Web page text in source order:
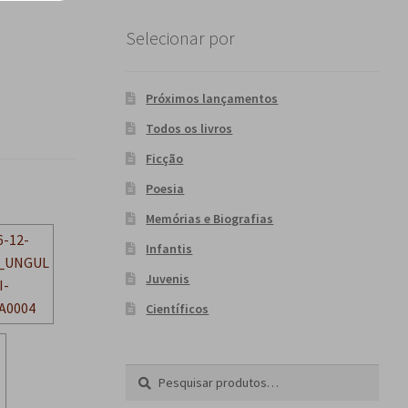
Selecionar por
Próximos lançamentos
Todos os livros
Ficção
Poesia
Memórias e Biografias
Infantis
Juvenis
Científicos
Pesquisar